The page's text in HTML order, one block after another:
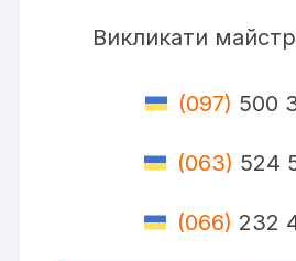
Викликати
(097) 500
(063) 524
(066) 232